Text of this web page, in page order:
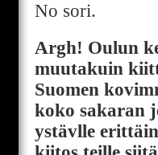
No sori.
Argh! Oulun
muutakuin
Suomen
koko sakaran
ystävlle